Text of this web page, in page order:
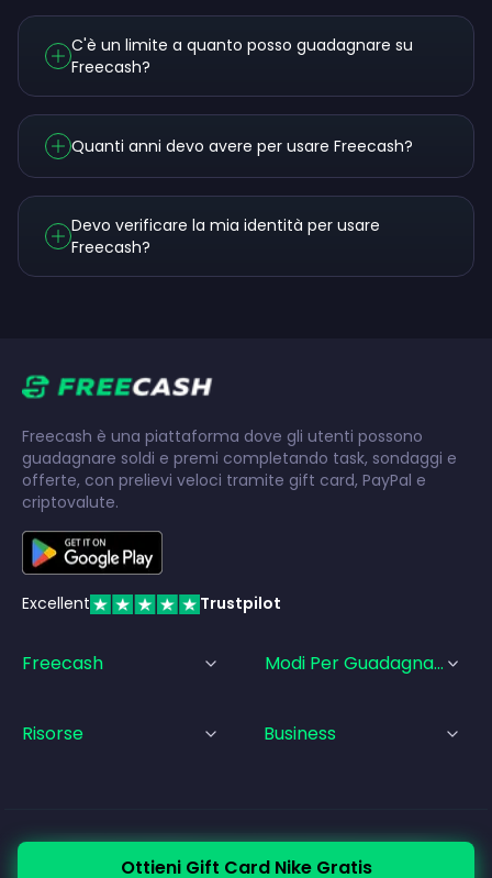
C'è un limite a quanto posso guadagnare su
Freecash?
Quanti anni devo avere per usare Freecash?
Devo verificare la mia identità per usare
Freecash?
Ottieni Gift Card Nike Gratis
Freecash è una piattaforma dove gli utenti possono
guadagnare soldi e premi completando task, sondaggi e
offerte, con prelievi veloci tramite gift card, PayPal e
criptovalute.
Excellent Trustpilot
Freecash Modi Per Guadagnare
Risorse Business
© Freecash2026 •Termini di Servizio
Privacy Policy